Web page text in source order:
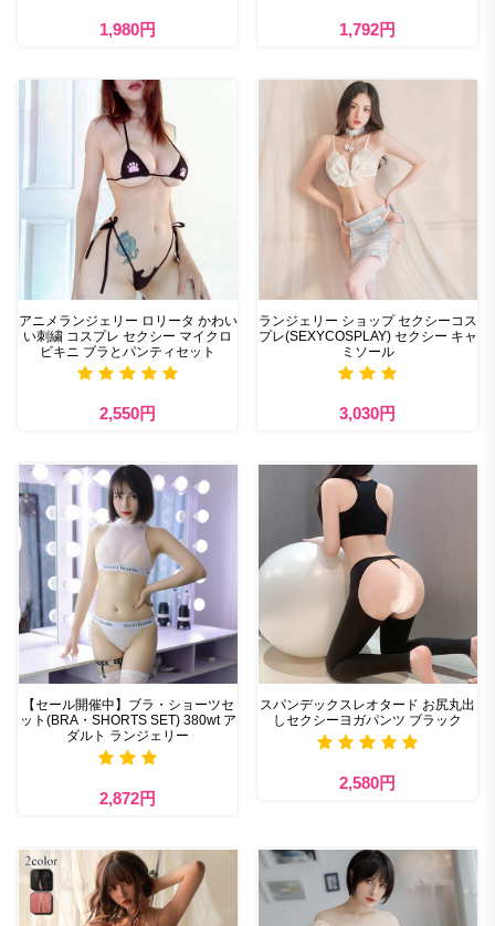
1,980円 1,792円
アニメランジェリー ロリータ かわい
い刺繍 コスプレ セクシー マイクロ
ビキニ ブラとパンティセット
2,550円
ランジェリー ショップ セクシーコス
プレ(SEXYCOSPLAY) セクシー キャ
ミソール
3,030円
【セール開催中】ブラ・ショーツセ
ット(BRA・SHORTS SET) 380wt ア
ダルト ランジェリー
2,872円
スパンデックスレオタード お尻丸出
しセクシーヨガパンツ ブラック
2,580円